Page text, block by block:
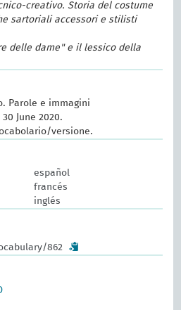
creativo. Storia del costume
sartoriali accessori e stilisti
delle dame" e il lessico della
Parole e immagini
June 2020.
versione.
español
francés
inglés
862